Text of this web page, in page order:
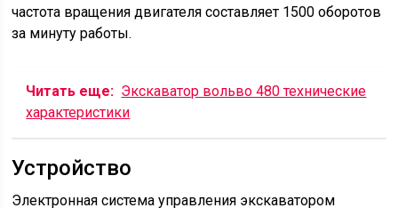
частота вращения двигателя составляет 1500 оборотов
за минуту работы.
Читать еще: Экскаватор вольво 480 технические
характеристики
Устройство
Электронная система управления экскаватором